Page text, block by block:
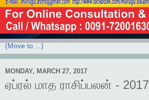
MONDAY, MARCH 27, 2017
ஏப்ரல் மாத ராசிப்பலன் - 2017